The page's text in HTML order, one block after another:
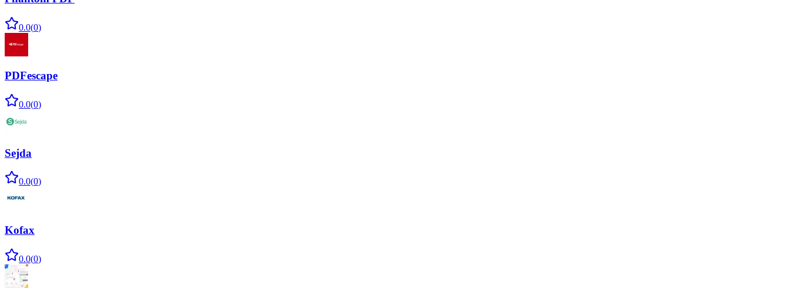
0.0(0)
PDFescape
0.0(0)
Sejda
0.0(0)
Kofax
0.0(0)